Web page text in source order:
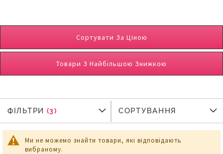
Сортувати За Ціною
Товари З Найбільшою Знижкою
Ми не можемо знайти товари, які відповідають
вибраному.
ФІЛЬТРИ
ФІЛЬТРИ СОРТУВАННЯ